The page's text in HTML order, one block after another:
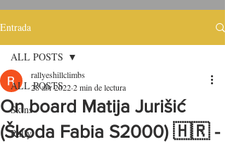
Entrada
ALL POSTS
Skins
Rally
ALL POSTS
On board Matija Jurišić
(Škoda Fabia S2000) 🇭🇷 -
rallyeshillclimbs
28 abr 20222 min de lectura